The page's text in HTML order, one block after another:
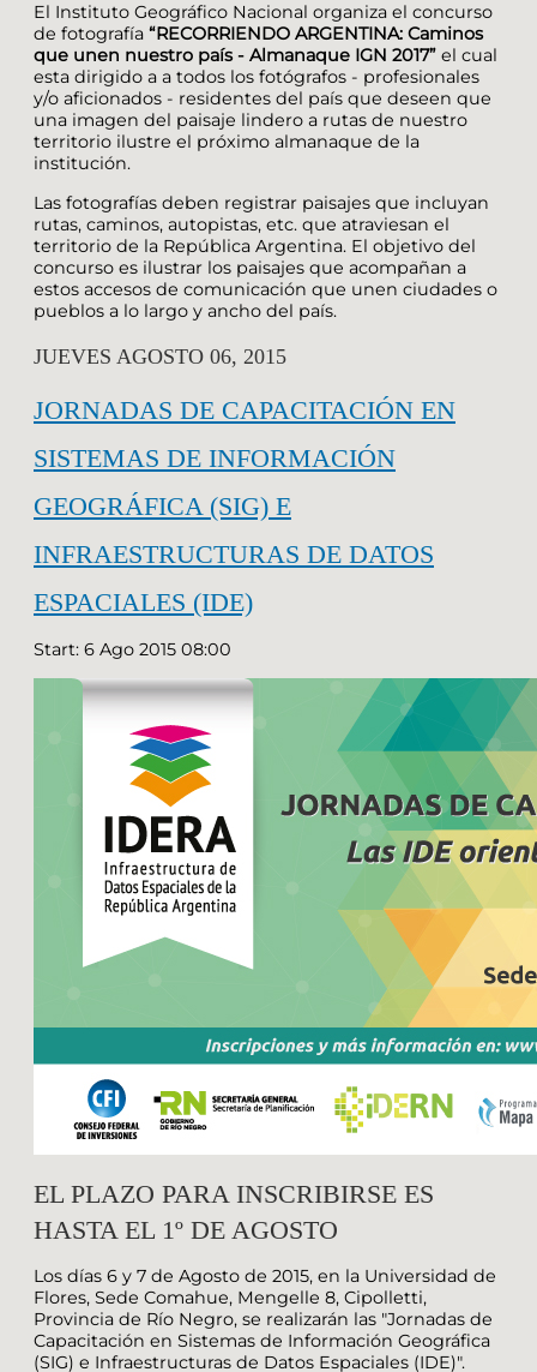
El Instituto Geográfico Nacional organiza el concurso
de fotografía “RECORRIENDO ARGENTINA: Caminos
que unen nuestro país - Almanaque IGN 2017” el cual
esta dirigido a a todos los fotógrafos - profesionales
y/o aficionados - residentes del país que deseen que
una imagen del paisaje lindero a rutas de nuestro
territorio ilustre el próximo almanaque de la
institución.
Las fotografías deben registrar paisajes que incluyan
rutas, caminos, autopistas, etc. que atraviesan el
territorio de la República Argentina. El objetivo del
concurso es ilustrar los paisajes que acompañan a
estos accesos de comunicación que unen ciudades o
pueblos a lo largo y ancho del país.
JUEVES AGOSTO 06, 2015
JORNADAS DE CAPACITACIÓN EN
SISTEMAS DE INFORMACIÓN
GEOGRÁFICA (SIG) E
INFRAESTRUCTURAS DE DATOS
ESPACIALES (IDE)
Start: 6 Ago 2015 08:00
EL PLAZO PARA INSCRIBIRSE ES
HASTA EL 1º DE AGOSTO
Los días 6 y 7 de Agosto de 2015, en la Universidad de
Flores, Sede Comahue, Mengelle 8, Cipolletti,
Provincia de Río Negro, se realizarán las "Jornadas de
Capacitación en Sistemas de Información Geográfica
(SIG) e Infraestructuras de Datos Espaciales (IDE)".